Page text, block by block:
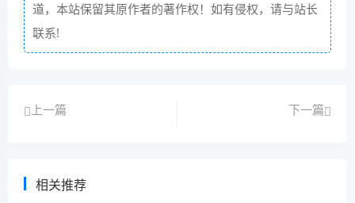
道，本站保留其原作者的著作权！如有侵权，请与站长
联系!
上一篇 下一篇
相关推荐